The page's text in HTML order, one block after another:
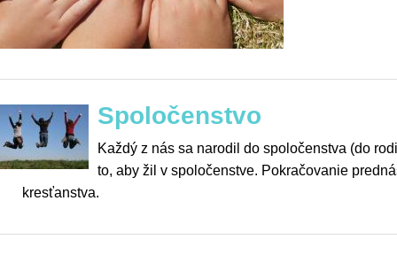
Spoločenstvo
Každý z nás sa narodil do spoločenstva (do
to, aby žil v spoločenstve. Pokračovanie
kresťanstva.